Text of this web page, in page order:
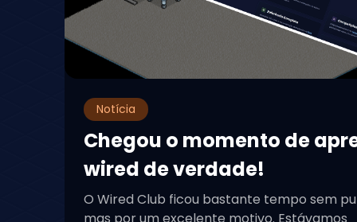
Notícia
Chegou o momento de
wired de verdade!
O Wired Club ficou bastante tempo sem
mas por um excelente motivo. Estávamos